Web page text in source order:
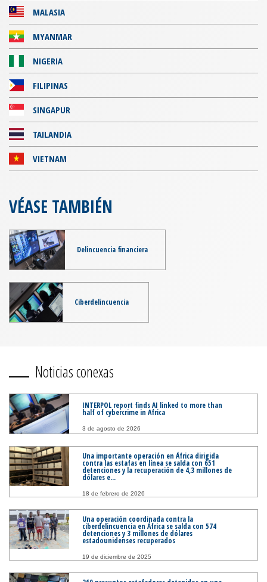
MALASIA
MYANMAR
NIGERIA
FILIPINAS
SINGAPUR
TAILANDIA
VIETNAM
VÉASE TAMBIÉN
Delincuencia financiera
Ciberdelincuencia
Noticias conexas
INTERPOL report finds AI linked to more than
half of cybercrime in Africa
3 de agosto de 2026
Una importante operación en África dirigida
contra las estafas en línea se salda con 651
detenciones y la recuperación de 4,3 millones de
dólares e...
18 de febrero de 2026
Una operación coordinada contra la
ciberdelincuencia en África se salda con 574
detenciones y 3 millones de dólares
estadounidenses recuperados
19 de diciembre de 2025